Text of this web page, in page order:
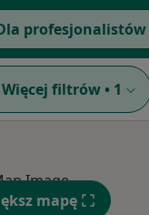
profesjonalistów
Więcej filtrów • 1
mapę